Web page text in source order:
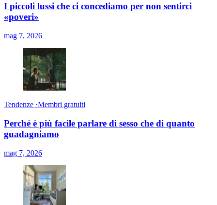
I piccoli lussi che ci concediamo per non sentirci
«poveri»
mag 7, 2026
Tendenze ·Membri gratuiti
Perché è più facile parlare di sesso che di quanto
guadagniamo
mag 7, 2026